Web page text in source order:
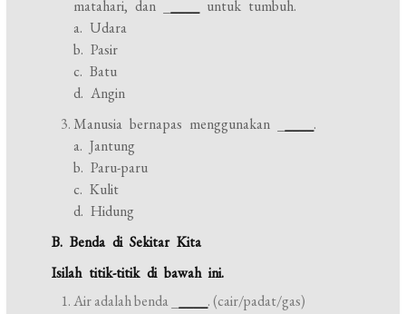
matahari, dan _
untuk tumbuh.
a. Udara
b. Pasir
c. Batu
d. Angin
Manusia bernapas menggunakan _
.
a. Jantung
b. Paru-paru
c. Kulit
d. Hidung
B. Benda di Sekitar Kita
Isilah titik-titik di bawah ini.
Air adalah benda _
. (cair/padat/gas)